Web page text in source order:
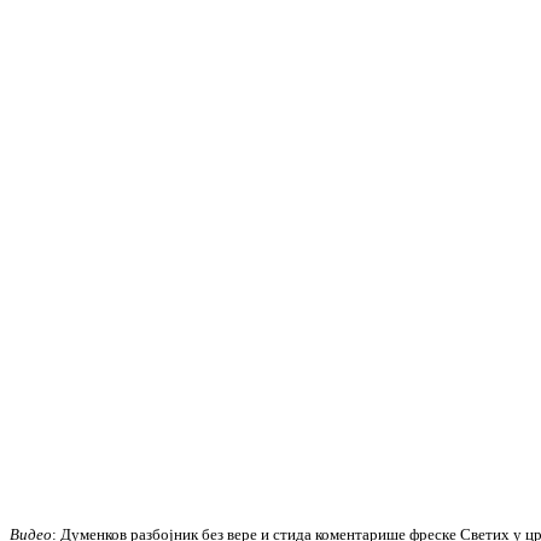
Видео: Думенков разбојник без вере и стида коментарише фреске Светих у